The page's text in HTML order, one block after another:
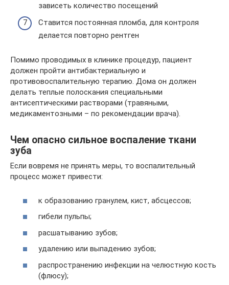
зависеть количество посещений
Ставится постоянная пломба, для контроля
делается повторно рентген
Помимо проводимых в клинике процедур, пациент
должен пройти антибактериальную и
противовоспалительную терапию. Дома он должен
делать теплые полоскания специальными
антисептическими растворами (травяными,
медикаментозными – по рекомендации врача).
Чем опасно сильное воспаление ткани
зуба
Если вовремя не принять меры, то воспалительный
процесс может привести:
к образованию гранулем, кист, абсцессов;
гибели пульпы;
расшатыванию зубов;
удалению или выпадению зубов;
распространению инфекции на челюстную кость
(флюсу);